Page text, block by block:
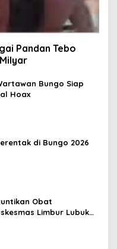
Pandan Tebo
Bungo Siap
Hoax
di Bungo 2026
Obat
Limbur Lubuk